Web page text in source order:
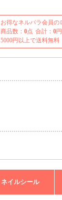
お得なネルパラ会員
商品数： 0点 合計： 0円
5000円以上で送料無料
ネイルシール